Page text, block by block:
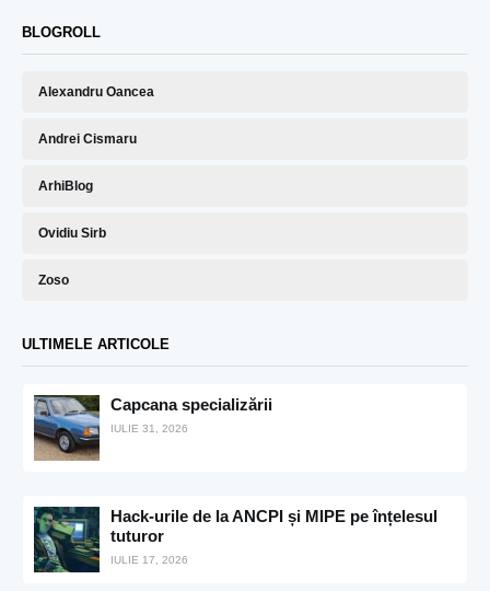
BLOGROLL
Alexandru Oancea
Andrei Cismaru
ArhiBlog
Ovidiu Sirb
Zoso
ULTIMELE ARTICOLE
Capcana specializării
IULIE 31, 2026
Hack-urile de la ANCPI și MIPE pe înțelesul
tuturor
IULIE 17, 2026